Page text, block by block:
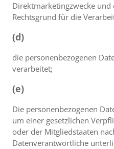
Direktmarketingzwecke und
Rechtsgrund für die
(d)
die personenbezogenen
verarbeitet;
(e)
Die personenbezogenen
um einer gesetzlichen
oder der Mitgliedstaaten
Datenverantwortliche